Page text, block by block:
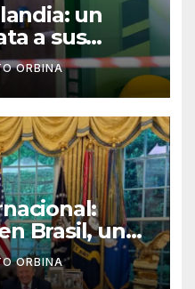
un
a sus
personas en
ORBINA
Brasil, un
en
ORBINA